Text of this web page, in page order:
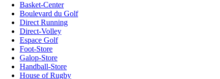
Basket-Center
Boulevard du Golf
Direct Running
Direct-Volley
Espace Golf
Foot-Store
Galop-Store
Handball-Store
House of Rugby